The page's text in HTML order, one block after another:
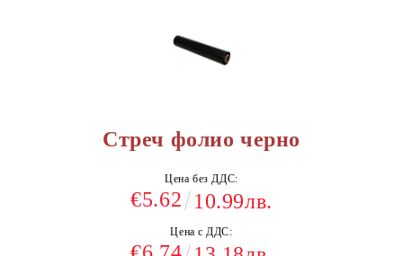
Стреч фолио черно
Цена без ДДС:
€5.62 10.99лв.
Цена с ДДС: